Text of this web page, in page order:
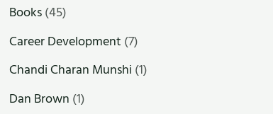
Books(45)
Career Development (7)
Chandi Charan Munshi (1)
Dan Brown (1)